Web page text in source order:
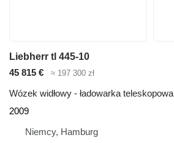
Liebherr tl 445-10
45 815 €
≈ 197 300 zł
Wózek widłowy - ładowarka teleskopowa
2009
Niemcy, Hamburg